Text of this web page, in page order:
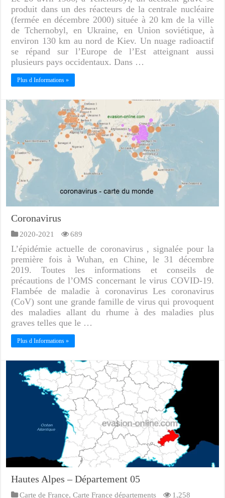
produit dans un des réacteurs de la centrale nucléaire
(fermée en décembre 2000) située à 20 km de la ville
de Tchernobyl, en Ukraine, en Union soviétique, à
environ 130 km au nord de Kiev. Un nuage radioactif
se répand sur l’Europe de l’Est atteignant aussi
plusieurs pays occidentaux. Dans …
Plus d Informations »
Coronavirus
2020-2021 689
L’épidémie actuelle de coronavirus , signalée pour la
première fois à Wuhan, en Chine, le 31 décembre
2019. Toutes les informations et conseils de
précautions de l’OMS concernant le virus COVID-19.
Flambée de maladie à coronavirus Les coronavirus
(CoV) sont une grande famille de virus qui provoquent
des maladies allant du rhume à des maladies plus
graves telles que le …
Plus d Informations »
Hautes Alpes – Département 05
Carte de France,Carte France départements 1,258